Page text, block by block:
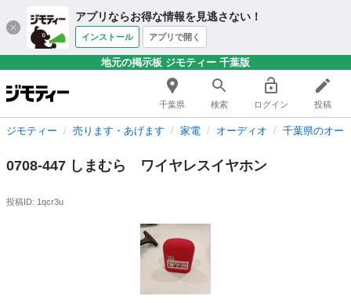
アプリならお得な情報を見逃さない！
インストール アプリで開く
地元の掲示板 ジモティー 千葉版
千葉県 検索 ログイン 投稿
ジモティー 売ります・あげます 家電 オーディオ 千葉県のオー
0708-447 しまむら ワイヤレスイヤホン
投稿ID: 1qcr3u